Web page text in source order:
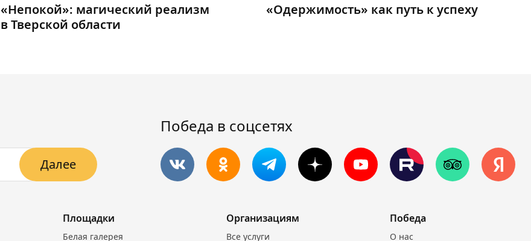
«Непокой»: магический реализм
в Тверской области
«Одержимость» как путь к успеху
Далее
Победа в соцсетях
Площадки
Белая галерея
Организациям
Все услуги
Победа
О нас